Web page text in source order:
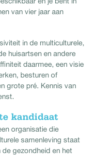
van vier jaar aan
in de multiculturele,
huisartsen en andere
daarmee, een visie
besturen of
grote pré. Kennis van
kandidaat
organisatie die
samenleving staat
gezondheid en het